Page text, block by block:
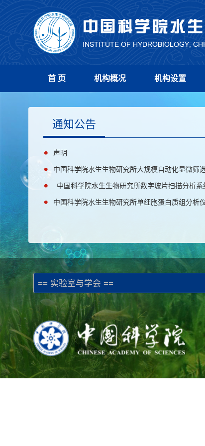
首 页 机构概况 机构设置
通知公告
声明
中国科学院水生生物研究所大规模自动化显微筛
中国科学院水生生物研究所数字玻片扫描分析
中国科学院水生生物研究所单细胞蛋白质组分析
== 实验室与学会 ==